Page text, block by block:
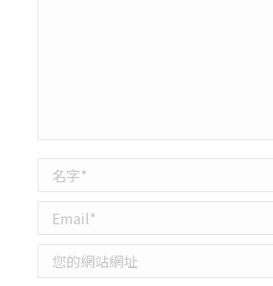
名字 *
Email *
您的網站網址